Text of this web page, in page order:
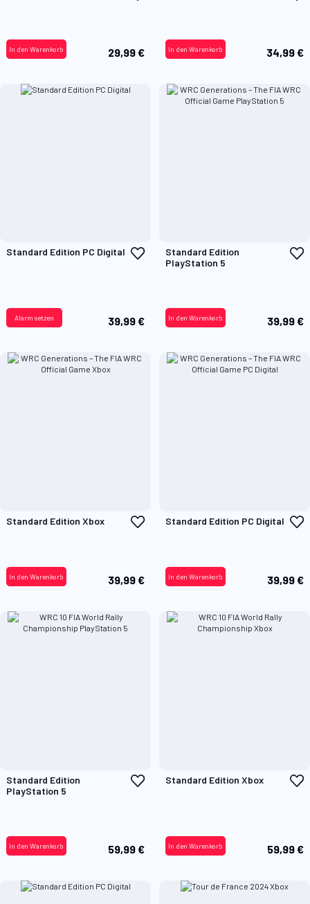
29,99 €
In den Warenkorb 34,99 €
In den Warenkorb
Standard Edition PC Digital
Zur
Wunschliste
39,99 €
Alarm setzen
Standard Edition
PlayStation 5
39,99 €
In den Warenkorb
Standard Edition Xbox
Zur
39,99 €
In den Warenkorb
Standard Edition PC Digital
39,99 €
In den Warenkorb
Standard Edition
PlayStation 5
Zur
59,99 €
In den Warenkorb
Standard Edition Xbox
59,99 €
In den Warenkorb